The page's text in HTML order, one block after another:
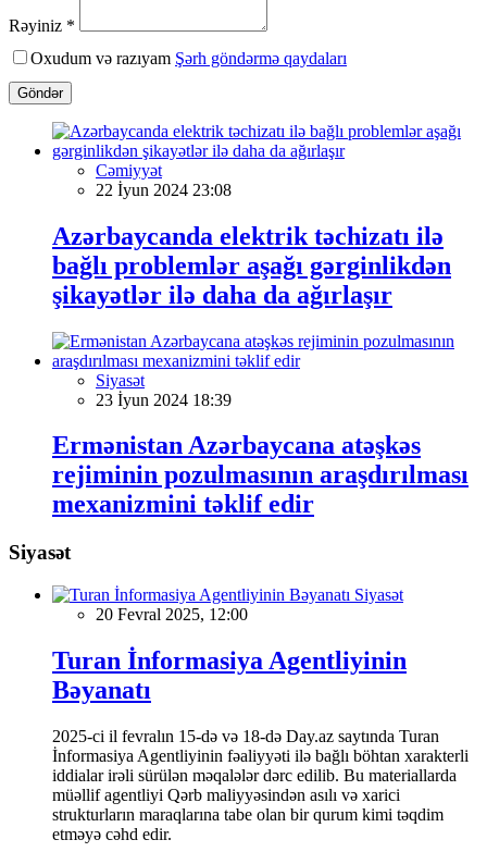
Rəyiniz *
Oxudum və razıyam Şərh göndərmə qaydaları
Göndər
Cəmiyyət
22 İyun 2024 23:08
Azərbaycanda elektrik təchizatı ilə
bağlı problemlər aşağı gərginlikdən
şikayətlər ilə daha da ağırlaşır
Siyasət
23 İyun 2024 18:39
Ermənistan Azərbaycana atəşkəs
rejiminin pozulmasının araşdırılması
mexanizmini təklif edir
Siyasət
Siyasət
20 Fevral 2025, 12:00
Turan İnformasiya Agentliyinin
Bəyanatı
2025-ci il fevralın 15-də və 18-də Day.az saytında Turan
İnformasiya Agentliyinin fəaliyyəti ilə bağlı böhtan xarakterli
iddialar irəli sürülən məqalələr dərc edilib. Bu materiallarda
müəllif agentliyi Qərb maliyyəsindən asılı və xarici
strukturların maraqlarına tabe olan bir qurum kimi təqdim
etməyə cəhd edir.